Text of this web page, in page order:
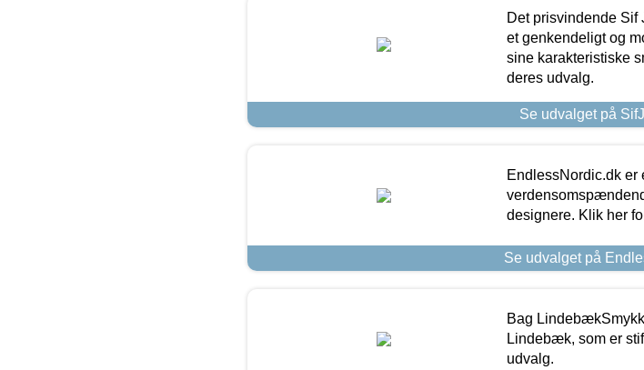
Det prisvindende Sif
et genkendeligt og
sine karakteristiske
deres udvalg.
Se udvalget på
EndlessNordic.dk er
designere. Klik her
Se udvalget på
Bag
Lindebæk, som er
udvalg.